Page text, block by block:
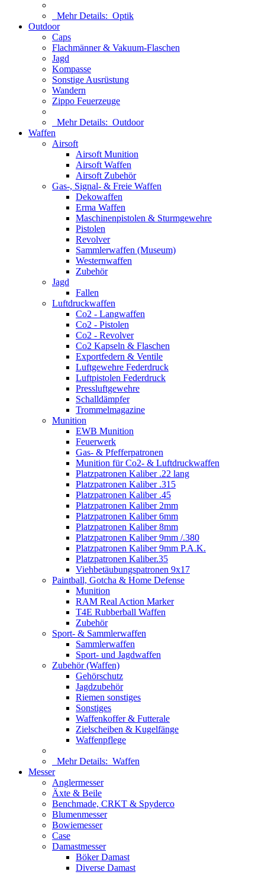
Mehr Details: Optik
Outdoor
Caps
Flachmänner & Vakuum-Flaschen
Jagd
Kompasse
Sonstige Ausrüstung
Wandern
Zippo Feuerzeuge
Mehr Details: Outdoor
Waffen
Airsoft
Airsoft Munition
Airsoft Waffen
Airsoft Zubehör
Gas-, Signal- & Freie Waffen
Dekowaffen
Erma Waffen
Maschinenpistolen & Sturmgewehre
Pistolen
Revolver
Sammlerwaffen (Museum)
Westernwaffen
Zubehör
Jagd
Fallen
Luftdruckwaffen
Co2 - Langwaffen
Co2 - Pistolen
Co2 - Revolver
Co2 Kapseln & Flaschen
Exportfedern & Ventile
Luftgewehre Federdruck
Luftpistolen Federdruck
Pressluftgewehre
Schalldämpfer
Trommelmagazine
Munition
EWB Munition
Feuerwerk
Gas- & Pfefferpatronen
Munition für Co2- & Luftdruckwaffen
Platzpatronen Kaliber .22 lang
Platzpatronen Kaliber .315
Platzpatronen Kaliber .45
Platzpatronen Kaliber 2mm
Platzpatronen Kaliber 6mm
Platzpatronen Kaliber 8mm
Platzpatronen Kaliber 9mm /.380
Platzpatronen Kaliber 9mm P.A.K.
Platzpatronen Kaliber.35
Viehbetäubungspatronen 9x17
Paintball, Gotcha & Home Defense
Munition
RAM Real Action Marker
T4E Rubberball Waffen
Zubehör
Sport- & Sammlerwaffen
Sammlerwaffen
Sport- und Jagdwaffen
Zubehör (Waffen)
Gehörschutz
Jagdzubehör
Riemen sonstiges
Sonstiges
Waffenkoffer & Futterale
Zielscheiben & Kugelfänge
Waffenpflege
Mehr Details: Waffen
Messer
Anglermesser
Äxte & Beile
Benchmade, CRKT & Spyderco
Blumenmesser
Bowiemesser
Case
Damastmesser
Böker Damast
Diverse Damast